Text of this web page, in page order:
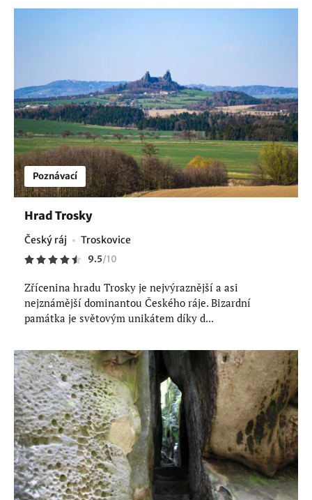
Poznávací
Hrad Trosky
Český ráj Troskovice
9.5/10
Zřícenina hradu Trosky je nejvýraznější a asi
nejznámější dominantou Českého ráje. Bizardní
památka je světovým unikátem díky d...